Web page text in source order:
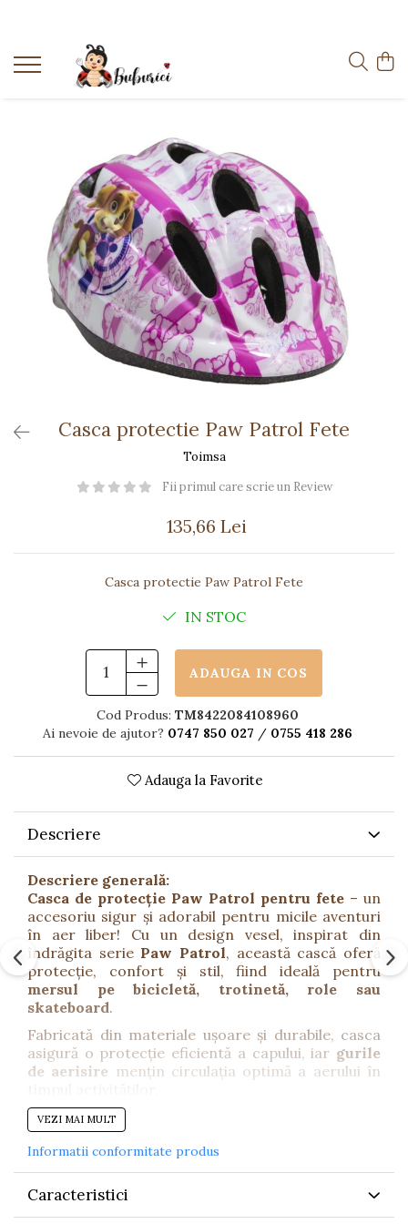
Categorii
Exterior
Interior
Bucătărie
Mașinuțe
8-10 Ani
Casca protectie Paw Patrol Fete
Toimsa
Fii primul care scrie un Review
135,66 Lei
Casca protectie Paw Patrol Fete
IN STOC
ADAUGA IN COS
Cod Produs: TM8422084108960
Ai nevoie de ajutor? 0747 850 027 / 0755 418 286
Adauga la Favorite
Descriere
Descriere generală:
Casca de protecție Paw Patrol pentru fete – un
accesoriu sigur și adorabil pentru micile aventuri
în aer liber! Cu un design vesel, inspirat din
îndrăgita serie Paw Patrol, această cască oferă
protecție, confort și stil, fiind ideală pentru
mersul pe bicicletă, trotinetă, role sau
skateboard.
Fabricată din materiale ușoare și durabile, casca
asigură o protecție eficientă a capului, iar gurile
de aerisire mențin circulația optimă a aerului în
Caracteristici:
Design colorat și atrăgător, cu personajele
Patrol pentru fete.
Ventilație activă
– guri de aerisire multiple
VEZI MAI MULT
Informatii conformitate produs
Caracteristici